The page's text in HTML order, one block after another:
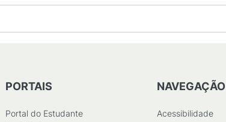
PORTAIS
Portal do Estudante
NAVEGAÇÃO
Acessibilidade